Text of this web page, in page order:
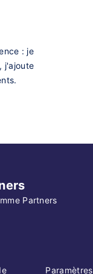
: je
j'ajoute
Partners